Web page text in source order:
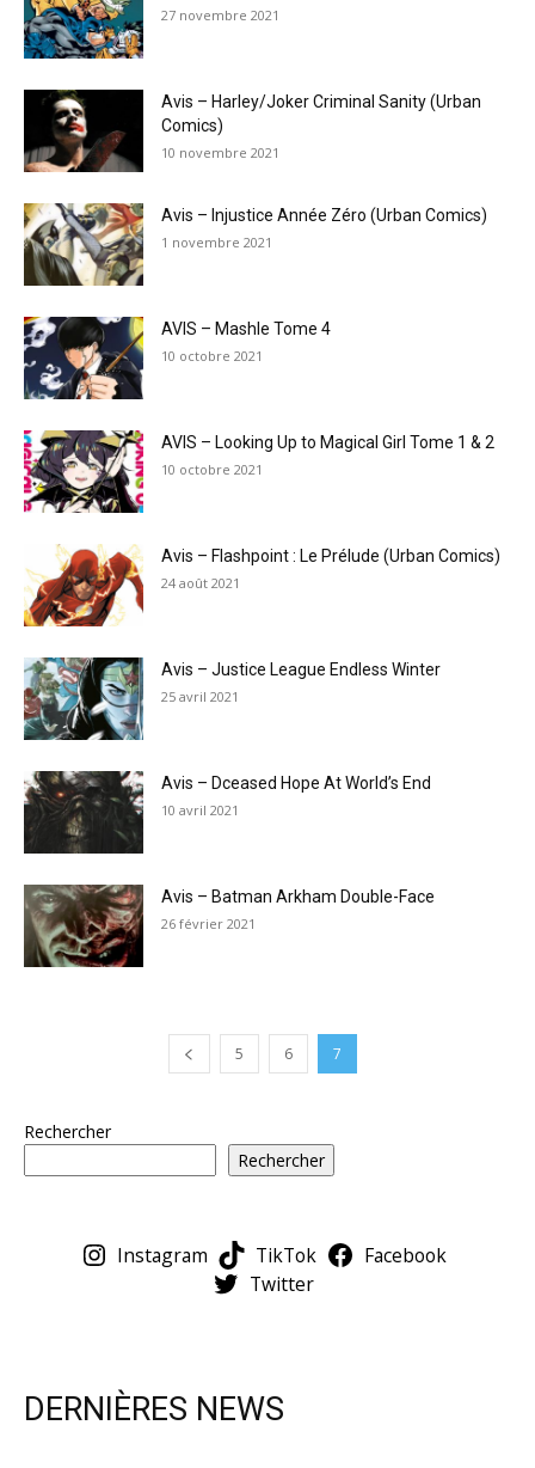
27 novembre 2021
Avis – Harley/Joker Criminal Sanity (Urban
Comics)
10 novembre 2021
Avis – Injustice Année Zéro (Urban Comics)
1 novembre 2021
AVIS – Mashle Tome 4
10 octobre 2021
AVIS – Looking Up to Magical Girl Tome 1 & 2
10 octobre 2021
Avis – Flashpoint : Le Prélude (Urban Comics)
24 août 2021
Avis – Justice League Endless Winter
25 avril 2021
Avis – Dceased Hope At World’s End
10 avril 2021
Avis – Batman Arkham Double-Face
26 février 2021
5 6 7
Rechercher
Rechercher
Instagram TikTok
Facebook
Twitter
DERNIÈRES NEWS